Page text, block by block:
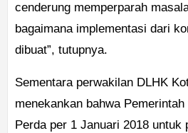
cenderung memperparah
bagaimana implementasi dari
dibuat”, tutupnya.
Sementara perwakilan DLHK
menekankan bahwa
Perda per 1 Januari 2018 untuk